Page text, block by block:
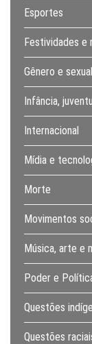
Esportes
Festividades e
Gênero e
Infância,
Internacional
Mídia e
Morte
Movimentos
Música, arte e
Poder e
Questões
Questões